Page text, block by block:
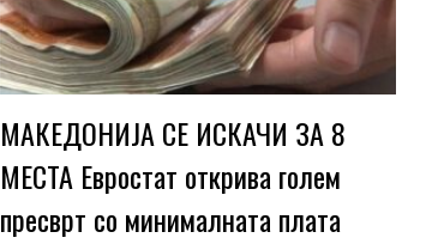
МАКЕДОНИЈА СЕ ИСКАЧИ ЗА 8
МЕСТА Евростат открива голем
пресврт со минималната плата